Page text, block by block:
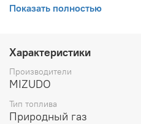
Латунная гидрогруппа
высококачественной
покрытием. Что
службы прибора.
Автоматическая
Показать полностью
Характеристики
Производители
MIZUDO
Тип топлива
Природный газ